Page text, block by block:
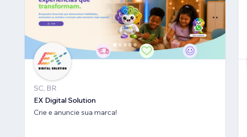
SC, BR
EX Digital Solution
Crie e anuncie sua marca!